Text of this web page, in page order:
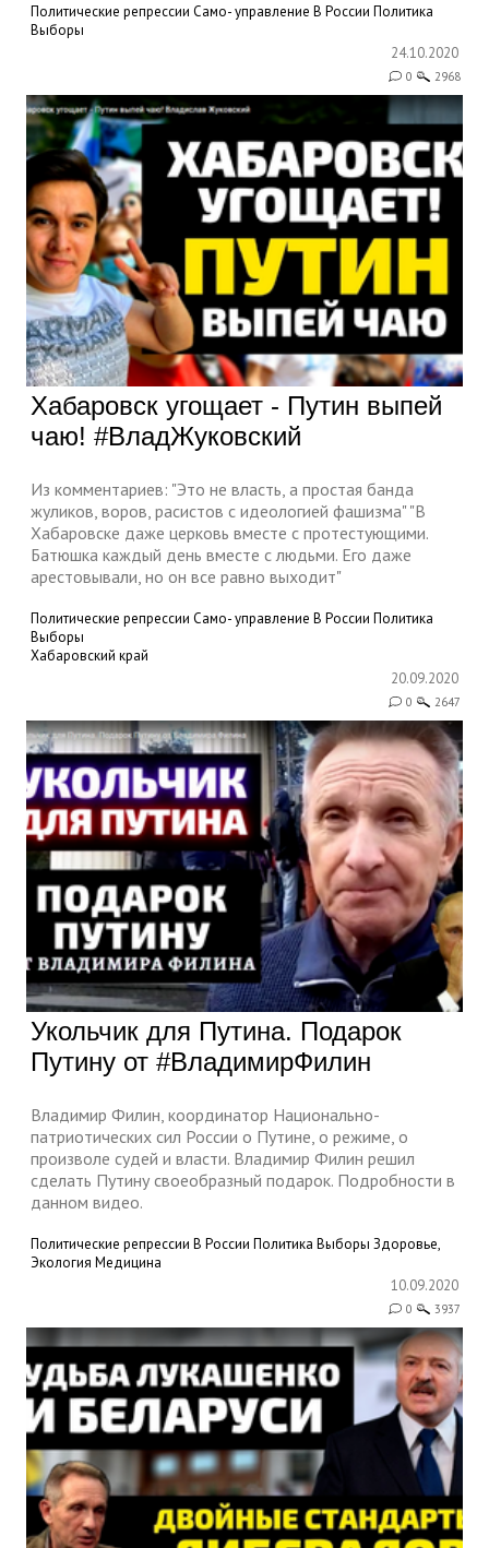
Политические репрессии Само- управление В России Политика
Выборы
24.10.2020
0 2968
Хабаровск угощает - Путин выпей
чаю! #ВладЖуковский
Из комментариев: "Это не власть, а простая банда
жуликов, воров, расистов с идеологией фашизма" "В
Хабаровске даже церковь вместе с протестующими.
Батюшка каждый день вместе с людьми. Его даже
арестовывали, но он все равно выходит"
Политические репрессии Само- управление В России Политика
Выборы
Хабаровский край
20.09.2020
0 2647
Укольчик для Путина. Подарок
Путину от #ВладимирФилин
Владимир Филин, координатор Национально-
патриотических сил России о Путине, о режиме, о
произволе судей и власти. Владимир Филин решил
сделать Путину своеобразный подарок. Подробности в
данном видео.
Политические репрессии В России Политика Выборы Здоровье,
Экология Медицина
10.09.2020
0 3937